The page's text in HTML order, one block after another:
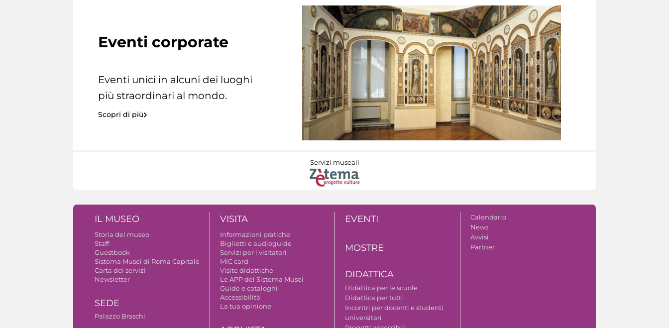
Eventi corporate
Eventi unici in alcuni dei luoghi
più straordinari al mondo.
Scopri di più
Servizi museali
IL MUSEO
Storia del museo
Staff
Guestbook
Sistema Musei di Roma Capitale
Carta dei servizi
Newsletter
SEDE
Palazzo Braschi
VISITA
Informazioni pratiche
Biglietti e audioguide
Servizi per i visitatori
MIC card
Visite didattiche
Le APP del Sistema Musei
Guide e cataloghi
Accessibilità
La tua opinione
EVENTI
MOSTRE
DIDATTICA
Didattica per le scuole
Didattica per tutti
Incontri per docenti e studenti
universitari
Calendario
News
Avvisi
Partner